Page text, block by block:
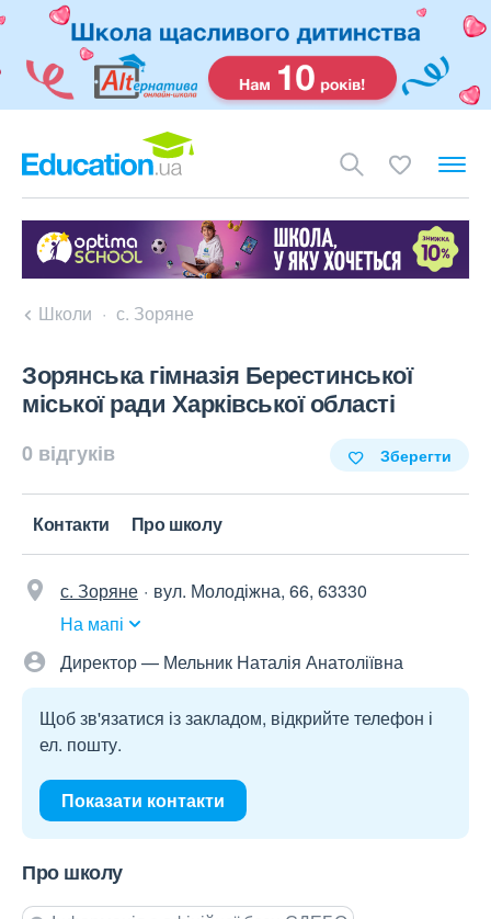
Школи с. Зоряне
Зорянська гімназія Берестинської
міської ради Харківської області
0 відгуків Зберегти
Контакти Про школу
с. Зоряне
вул. Молодіжна, 66, 63330
На мапі
Директор — Мельник Наталія Анатоліївна
Щоб зв'язатися із закладом, відкрийте телефон і
ел. пошту.
Показати контакти
Про школу